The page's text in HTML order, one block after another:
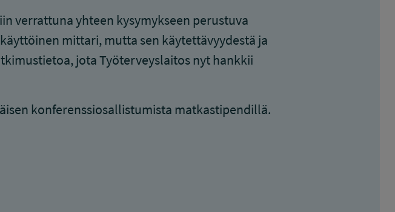
verrattuna yhteen kysymykseen perustuva
mittari, mutta sen käytettävyydestä ja
jota Työterveyslaitos nyt hankkii
konferenssiosallistumista matkastipendillä.